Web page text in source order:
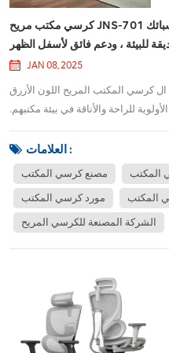
كرسي مكتب مريح JNS-701 مع تحكم من 3 أسطر ، وإطار من سبائك
للبيئة ، ودعم فائق لأسفل الظهر
JAN 08, 2025
ال كرسي المكتب المريح اللون الأزرق JNS-701 هو حل جلوس عالي الجودة ،
للراحة والأناقة في بيئة مكتبهم.
العمل الطويلة.واحدة من الميزات
البارزة لـ JNS-701 ه...
العلامات :
مصنع كرسي المكتب المكتب
مورد كرسي المكتب المكتب
الشركة المصنعة للكرسي المريح